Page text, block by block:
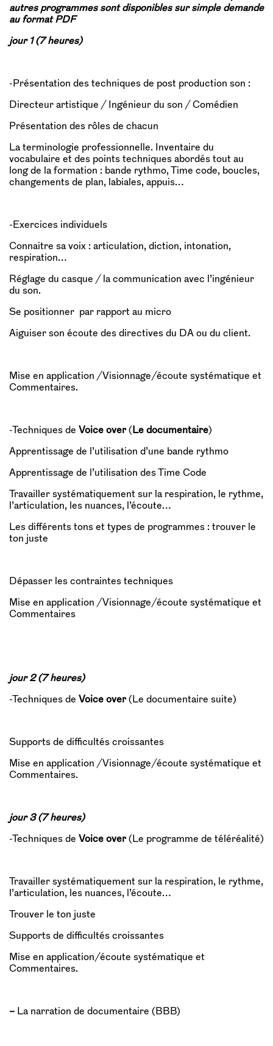
autres programmes sont disponibles sur simple demande
au format PDF
jour 1 (7 heures)
-Présentation des techniques de post production son :
Directeur artistique / Ingénieur du son / Comédien
Présentation des rôles de chacun
La terminologie professionnelle. Inventaire du
vocabulaire et des points techniques abordés tout au
long de la formation : bande rythmo, Time code, boucles,
changements de plan, labiales, appuis…
-Exercices individuels
Connaitre sa voix : articulation, diction, intonation,
respiration…
Réglage du casque / la communication avec l’ingénieur
du son.
Se positionner par rapport au micro
Aiguiser son écoute des directives du DA ou du client.
Mise en application /Visionnage/écoute systématique et
Commentaires.
-Techniques de Voice over( Le documentaire)
Apprentissage de l’utilisation d’une bande rythmo
Apprentissage de l’utilisation des Time Code
Travailler systématiquement sur la respiration, le rythme,
l’articulation, les nuances, l’écoute…
Les différents tons et types de programmes : trouver le
ton juste
Dépasser les contraintes techniques
Mise en application /Visionnage/écoute systématique et
Commentaires
jour 2 (7 heures)
-Techniques de Voice over(Le documentaire suite)
Supports de difficultés croissantes
Mise en application /Visionnage/écoute systématique et
Commentaires.
jour 3 (7 heures)
-Techniques de Voice over(Le programme de téléréalité)
Travailler systématiquement sur la respiration, le rythme,
l’articulation, les nuances, l’écoute…
Trouver le ton juste
Supports de difficultés croissantes
Mise en application/écoute systématique et
Commentaires.
– La narration de documentaire (BBB)